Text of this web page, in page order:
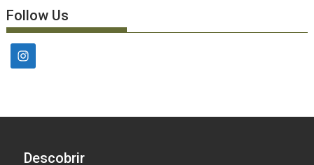
Follow Us
Descobrir